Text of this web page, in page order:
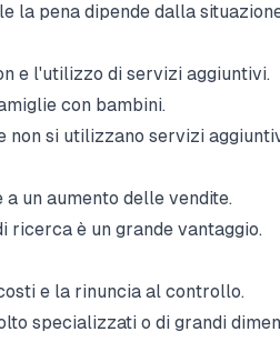
la pena dipende dalla
e l'utilizzo di servizi aggiuntivi.
con bambini.
non si utilizzano servizi
un aumento delle vendite.
ricerca è un grande vantaggio.
e la rinuncia al controllo.
specializzati o di grandi